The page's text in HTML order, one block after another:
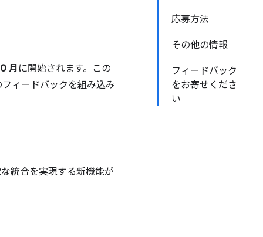
応募方法
その他の情報
フィードバック
をお寄せくださ
い
月 に開始されます。この
ィードバックを組み込み
統合を実現する新機能が